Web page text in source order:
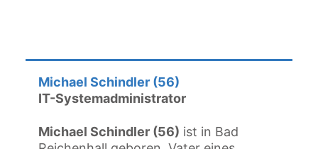
Michael Schindler (56)
IT-Systemadministrator
Michael Schindler (56) ist in Bad